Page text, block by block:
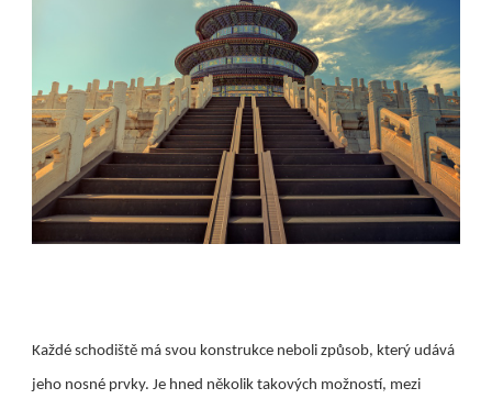
Každé schodiště má svou konstrukce neboli způsob, který udává
jeho nosné prvky. Je hned několik takových možností, mezi